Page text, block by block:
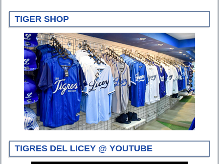
TIGER SHOP
TIGRES DEL LICEY @ YOUTUBE